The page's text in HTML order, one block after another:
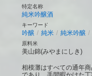
特定名称
純米吟醸酒
キーワード
吟醸 / 純米 / 純米吟醸 /
原料米
美山錦(みやまにしき)
相模灘はすべての通年